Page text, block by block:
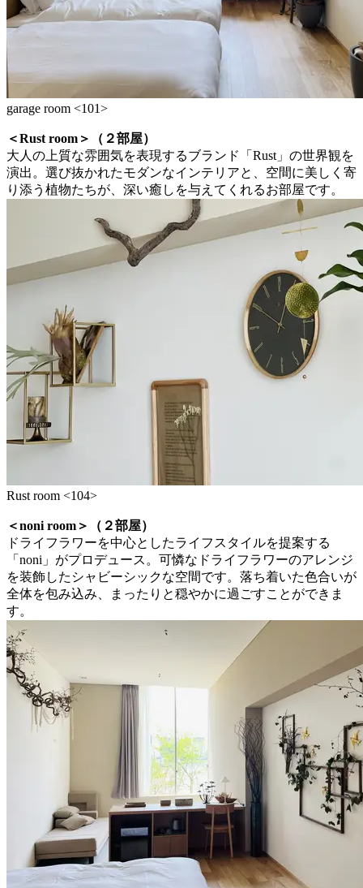
garage room <101>
＜Rust room＞（２部屋）
大人の上質な雰囲気を表現するブランド「Rust」の世界観を
演出。選び抜かれたモダンなインテリアと、空間に美しく寄
り添う植物たちが、深い癒しを与えてくれるお部屋です。
Rust room <104>
＜noni room＞（２部屋）
ドライフラワーを中心としたライフスタイルを提案する
「noni」がプロデュース。可憐なドライフラワーのアレンジ
を装飾したシャビーシックな空間です。落ち着いた色合いが
全体を包み込み、まったりと穏やかに過ごすことができま
す。